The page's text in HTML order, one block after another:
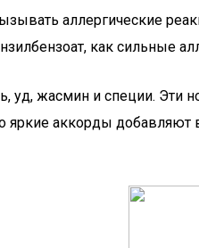
аллергические
как сильные
уд, жасмин и специи. Эти
яркие аккорды